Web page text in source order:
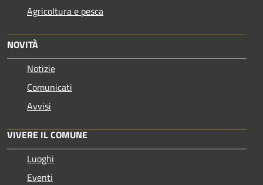
Agricoltura e pesca
NOVITÀ
Notizie
Comunicati
Avvisi
VIVERE IL COMUNE
Luoghi
Eventi